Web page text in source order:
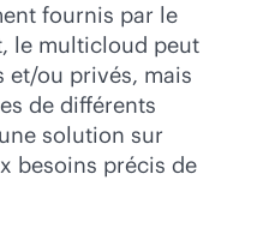
fournis par le
le multicloud peut
et/ou privés, mais
de différents
solution sur
besoins précis de